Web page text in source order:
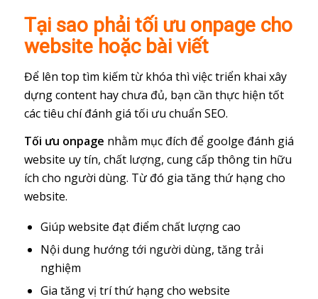
Tại sao phải tối ưu onpage cho
website hoặc bài viết
Để lên top tìm kiếm từ khóa thì việc triển khai xây
dựng content hay chưa đủ, bạn cần thực hiện tốt
các tiêu chí đánh giá tối ưu chuẩn SEO.
Tối ưu onpage nhằm mục đích để goolge đánh giá
website uy tín, chất lượng, cung cấp thông tin hữu
ích cho người dùng. Từ đó gia tăng thứ hạng cho
website.
Giúp website đạt điểm chất lượng cao
Nội dung hướng tới người dùng, tăng trải
nghiệm
Gia tăng vị trí thứ hạng cho website